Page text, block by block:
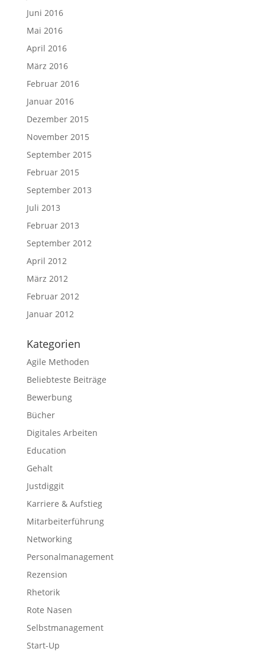
Juni 2016
Mai 2016
April 2016
März 2016
Februar 2016
Januar 2016
Dezember 2015
November 2015
September 2015
Februar 2015
September 2013
Juli 2013
Februar 2013
September 2012
April 2012
März 2012
Februar 2012
Januar 2012
Kategorien
Agile Methoden
Beliebteste Beiträge
Bewerbung
Bücher
Digitales Arbeiten
Education
Gehalt
Justdiggit
Karriere & Aufstieg
Mitarbeiterführung
Networking
Personalmanagement
Rezension
Rhetorik
Rote Nasen
Selbstmanagement
Start-Up